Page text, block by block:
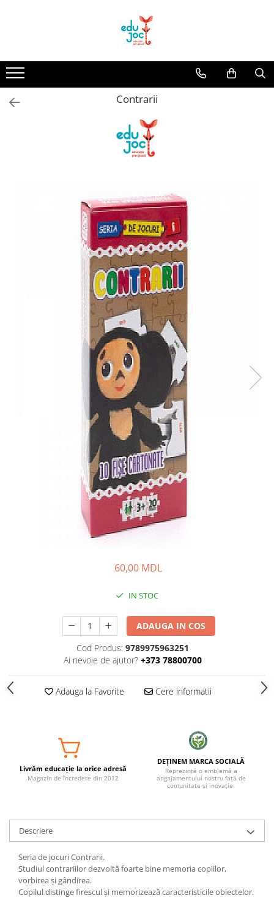
1-2 ani
3-4 ani
5-7 ani
Contrarii
60,00 MDL
IN STOC
ADAUGA IN COS
Cod Produs: 9789975963251
Ai nevoie de ajutor? +373 78800700
Adauga la Favorite Cere informatii
Livrăm educație la orice adresă
Magazin de încredere din 2012
DEȚINEM MARCA SOCIALĂ
Reprezintă o emblemă a
angajamentului nostru față de
comunitate și inovație.
Descriere
Seria de jocuri Contrarii.
Studiul contrariilor dezvoltă foarte bine memoria copiilor,
vorbirea şi gândirea.
Copilul distinge firescul şi memorizează caracteristicile obiectelor.